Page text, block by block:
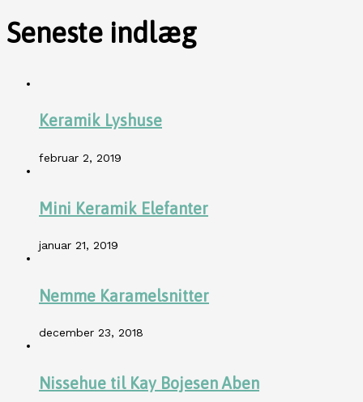
Seneste indlæg
Keramik Lyshuse
februar 2, 2019
Mini Keramik Elefanter
januar 21, 2019
Nemme Karamelsnitter
december 23, 2018
Nissehue til Kay Bojesen Aben